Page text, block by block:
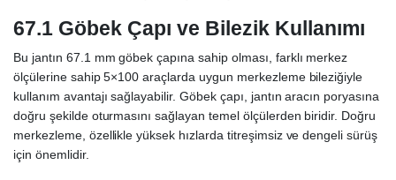
67.1 Göbek Çapı ve Bilezik Kullanımı
Bu jantın 67.1 mm göbek çapına sahip olması, farklı merkez
ölçülerine sahip 5×100 araçlarda uygun merkezleme bileziğiyle
kullanım avantajı sağlayabilir. Göbek çapı, jantın aracın poryasına
doğru şekilde oturmasını sağlayan temel ölçülerden biridir. Doğru
merkezleme, özellikle yüksek hızlarda titreşimsiz ve dengeli sürüş
için önemlidir.